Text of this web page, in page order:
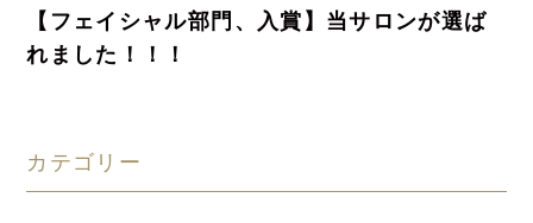
【フェイシャル部門、入賞】当サロンが選ば
れました！！！
カテゴリー